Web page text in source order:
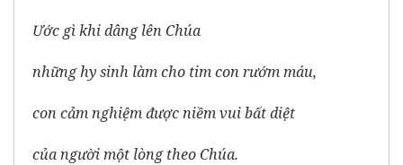
Ước gì khi dâng lên Chúa
những hy sinh làm cho tim con rướm máu,
con cảm nghiệm được niềm vui bất diệt
của người một lòng theo Chúa.